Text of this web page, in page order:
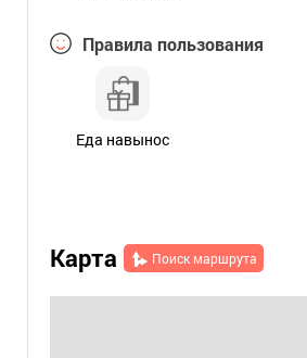
Правила пользования
Еда навынос
Карта Поиск маршрута